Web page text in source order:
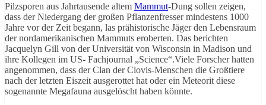
Pilzsporen aus Jahrtausende altem Mammut-Dung sollen zeigen,
dass der Niedergang der großen Pflanzenfresser mindestens 1000
Jahre vor der Zeit begann, las prähistorische Jäger den Lebensraum
der nordamerikanischen Mammuts eroberten. Das berichten
Jacquelyn Gill von der Universität von Wisconsin in Madison und
ihre Kollegen im US- Fachjournal „Science“.Viele Forscher hatten
angenommen, dass der Clan der Clovis-Menschen die Großtiere
nach der letzten Eiszeit ausgerottet hat oder ein Meteorit diese
sogenannte Megafauna ausgelöscht haben könnte.